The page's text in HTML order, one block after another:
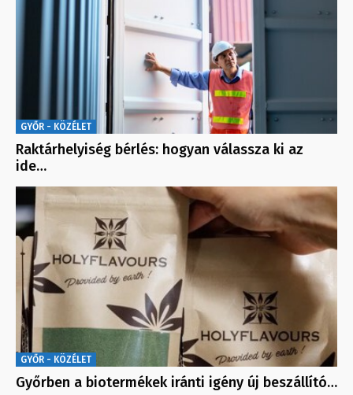
GYŐR - KÖZÉLET
Raktárhelyiség bérlés: hogyan válassza ki az
ide…
GYŐR - KÖZÉLET
Győrben a biotermékek iránti igény új beszállító…